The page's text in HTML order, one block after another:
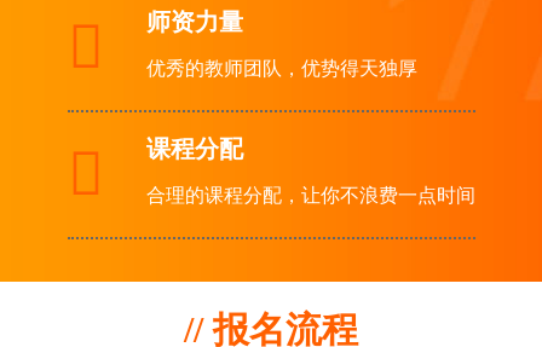
 师资力量
优秀的教师团队，优势得天独厚
 课程分配
合理的课程分配，让你不浪费一点时间
// 报名流程